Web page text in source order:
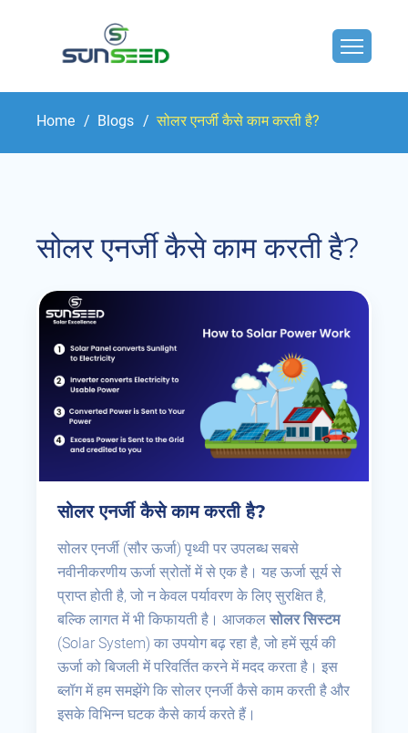
Home Blogs सोलर एनर्जी कैसे काम करती है?
सोलर एनर्जी कैसे काम करती है?
सोलर एनर्जी कैसे काम करती है?
सोलर एनर्जी (सौर ऊर्जा) पृथ्वी पर उपलब्ध सबसे
नवीनीकरणीय ऊर्जा स्रोतों में से एक है। यह ऊर्जा सूर्य से
प्राप्त होती है, जो न केवल पर्यावरण के लिए सुरक्षित है,
बल्कि लागत में भी किफायती है। आजकलसोलर सिस्टम
(Solar System) का उपयोग बढ़ रहा है, जो हमें सूर्य की
ऊर्जा को बिजली में परिवर्तित करने में मदद करता है। इस
ब्लॉग में हम समझेंगे कि सोलर एनर्जी कैसे काम करती है और
इसके विभिन्न घटक कैसे कार्य करते हैं।